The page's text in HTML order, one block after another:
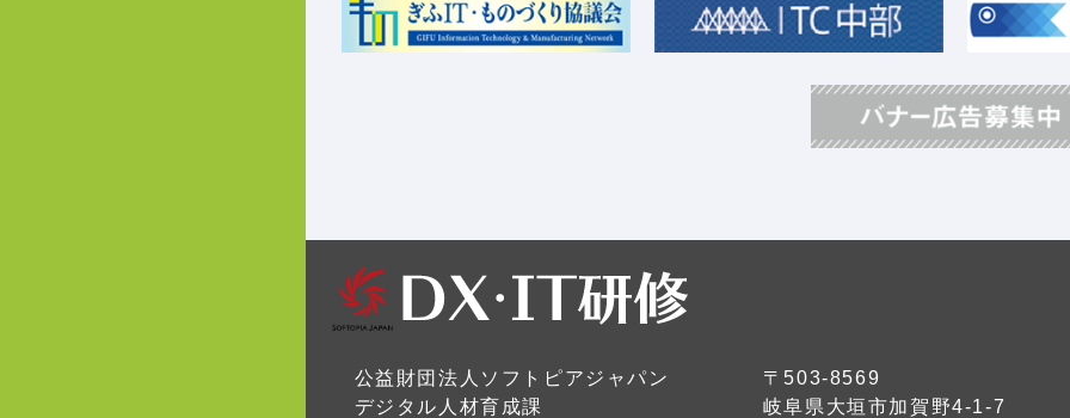
公益財団法人ソフトピアジャパン
デジタル人材育成課
〒503-8569
岐阜県大垣市加賀野4-1-7